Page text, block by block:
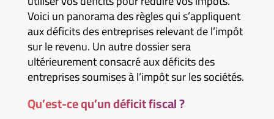
Voici un panorama des règles qui s’appliquent
aux déficits des entreprises relevant de l’impôt
sur le revenu. Un autre dossier sera
ultérieurement consacré aux déficits des
entreprises soumises à l’impôt sur les sociétés.
Qu’est-ce qu’un déficit fiscal ?